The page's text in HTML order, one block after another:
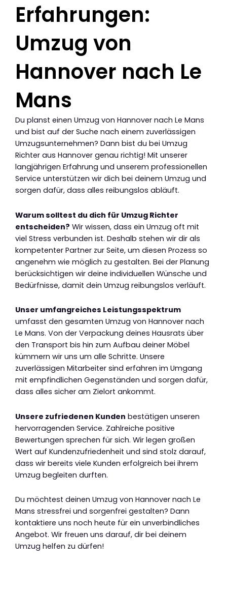
Erfahrungen:
Umzug von
Hannover nach Le
Mans
Du planst einen Umzug von Hannover nach Le Mans
und bist auf der Suche nach einem zuverlässigen
Umzugsunternehmen? Dann bist du bei Umzug
Richter aus Hannover genau richtig! Mit unserer
langjährigen Erfahrung und unserem professionellen
Service unterstützen wir dich bei deinem Umzug und
sorgen dafür, dass alles reibungslos abläuft.
Warum solltest du dich für Umzug Richter
entscheiden? Wir wissen, dass ein Umzug oft mit
viel Stress verbunden ist. Deshalb stehen wir dir als
kompetenter Partner zur Seite, um diesen Prozess so
angenehm wie möglich zu gestalten. Bei der Planung
berücksichtigen wir deine individuellen Wünsche und
Bedürfnisse, damit dein Umzug reibungslos verläuft.
Unser umfangreiches Leistungsspektrum
umfasst den gesamten Umzug von Hannover nach
Le Mans. Von der Verpackung deines Hausrats über
den Transport bis hin zum Aufbau deiner Möbel
kümmern wir uns um alle Schritte. Unsere
zuverlässigen Mitarbeiter sind erfahren im Umgang
mit empfindlichen Gegenständen und sorgen dafür,
dass alles sicher am Zielort ankommt.
Unsere zufriedenen Kunden bestätigen unseren
hervorragenden Service. Zahlreiche positive
Bewertungen sprechen für sich. Wir legen großen
Wert auf Kundenzufriedenheit und sind stolz darauf,
dass wir bereits viele Kunden erfolgreich bei ihrem
Umzug begleiten durften.
Du möchtest deinen Umzug von Hannover nach Le
Mans stressfrei und sorgenfrei gestalten? Dann
kontaktiere uns noch heute für ein unverbindliches
Angebot. Wir freuen uns darauf, dir bei deinem
Umzug helfen zu dürfen!